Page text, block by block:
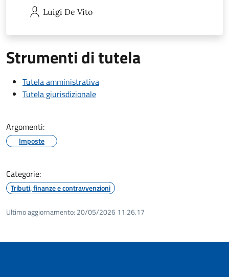
Luigi De Vito
Strumenti di tutela
Tutela amministrativa
Tutela giurisdizionale
Argomenti:
Imposte
Categorie:
Tributi, finanze e contravvenzioni
Ultimo aggiornamento: 20/05/2026 11:26.17